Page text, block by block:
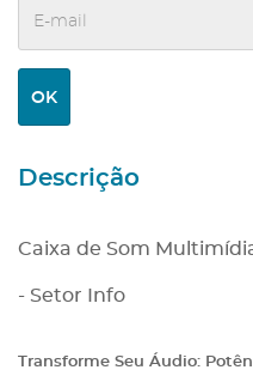
Descrição
Caixa de Som
- Setor Info
Transforme Seu Áudio: